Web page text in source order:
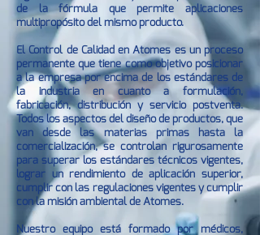
de la fórmula que permite aplicaciones
multipropósito del mismo producto.
El Control de Calidad en Atomes es un proceso
permanente que tiene como objetivo posicionar
a la empresa por encima de los estándares de
la industria en cuanto a formulación,
fabricación, distribución y servicio postventa.
Todos los aspectos del diseño de productos, que
van desde las materias primas hasta la
comercialización, se controlan rigurosamente
para superar los estándares técnicos vigentes,
lograr un rendimiento de aplicación superior,
cumplir con las regulaciones vigentes y cumplir
con la misión ambiental de Atomes.
Nuestro equipo está formado por médicos,